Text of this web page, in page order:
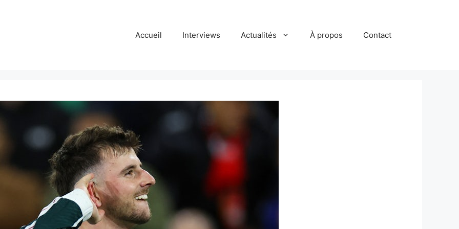
Accueil Interviews Actualités À propos Contact